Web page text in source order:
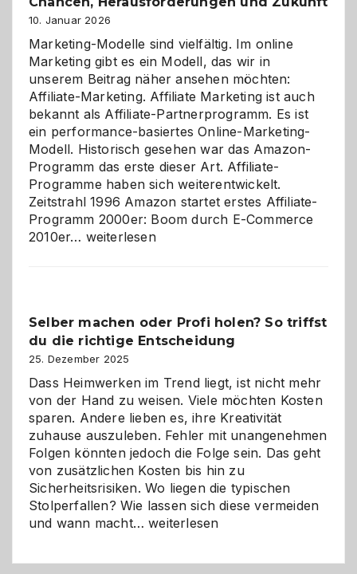
10. Januar 2026
Marketing-Modelle sind vielfältig. Im online
Marketing gibt es ein Modell, das wir in
unserem Beitrag näher ansehen möchten:
Affiliate-Marketing. Affiliate Marketing ist auch
bekannt als Affiliate-Partnerprogramm. Es ist
ein performance-basiertes Online-Marketing-
Modell. Historisch gesehen war das Amazon-
Programm das erste dieser Art. Affiliate-
Programme haben sich weiterentwickelt.
Zeitstrahl 1996 Amazon startet erstes Affiliate-
Programm 2000er: Boom durch E-Commerce
2010er… Affiliate-
Herausforderungen
und
Zukunft
weiterlesen
Selber machen oder Profi holen? So triffst
du die richtige Entscheidung
25. Dezember 2025
Dass Heimwerken im Trend liegt, ist nicht mehr
von der Hand zu weisen. Viele möchten Kosten
sparen. Andere lieben es, ihre Kreativität
zuhause auszuleben. Fehler mit unangenehmen
Folgen könnten jedoch die Folge sein. Das geht
von zusätzlichen Kosten bis hin zu
Sicherheitsrisiken. Wo liegen die typischen
Stolperfallen? Wie lassen sich diese vermeiden
und wann macht…Selber
weiterlesen